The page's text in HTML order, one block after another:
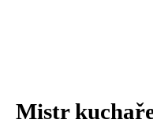
Mistr